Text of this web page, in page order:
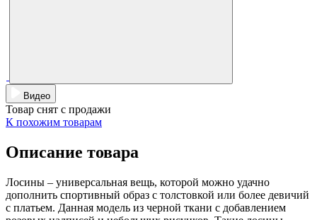
Видео
Товар снят с продажи
К похожим товарам
Описание товара
Лосины – универсальная вещь, которой можно удачно
дополнить спортивный образ с толстовкой или более девичий
с платьем. Данная модель из черной ткани с добавлением